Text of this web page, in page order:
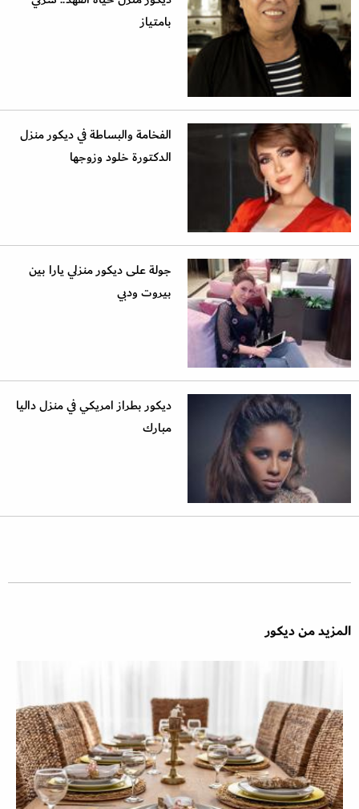
بامتياز
الفخامة والبساطة في ديكور منزل
الدكتورة خلود وزوجها
جولة على ديكور منزلي يارا بين
بيروت ودبي
ديكور بطراز امريكي في منزل داليا
مبارك
المزيد من ديكور